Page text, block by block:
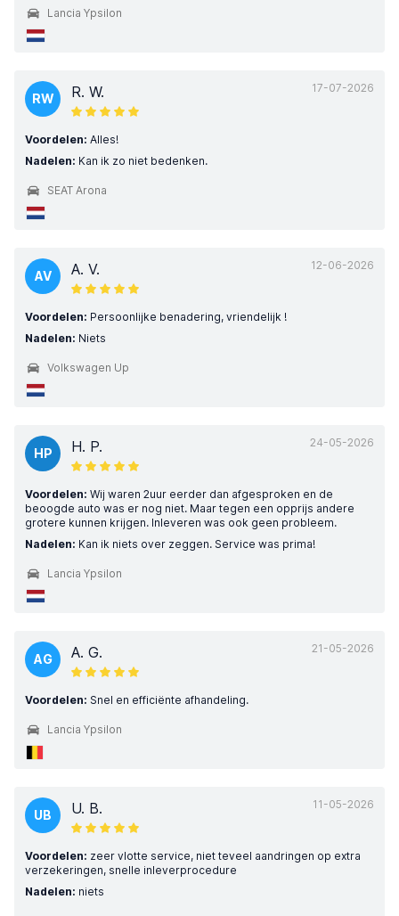
Lancia Ypsilon
17-07-2026
RW R. W.
Voordelen: Alles!
Nadelen: Kan ik zo niet bedenken.
SEAT Arona
12-06-2026
AV A. V.
Voordelen: Persoonlijke benadering, vriendelijk !
Nadelen: Niets
Volkswagen Up
24-05-2026
HP H. P.
Voordelen: Wij waren 2uur eerder dan afgesproken en de
beoogde auto was er nog niet. Maar tegen een opprijs andere
grotere kunnen krijgen. Inleveren was ook geen probleem.
Nadelen: Kan ik niets over zeggen. Service was prima!
Lancia Ypsilon
21-05-2026
AG A. G.
Voordelen: Snel en efficiënte afhandeling.
Lancia Ypsilon
11-05-2026
UB U. B.
Voordelen: zeer vlotte service, niet teveel aandringen op extra
verzekeringen, snelle inleverprocedure
Nadelen: niets